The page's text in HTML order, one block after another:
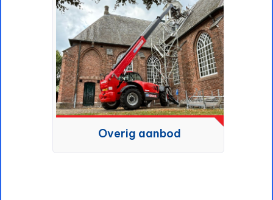
Overig aanbod